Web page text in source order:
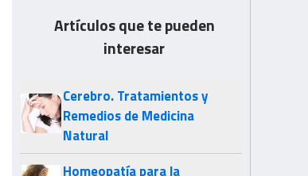
Artículos que te pueden
interesar
Cerebro. Tratamientos y
Remedios de Medicina
Natural
Homeopatía para la